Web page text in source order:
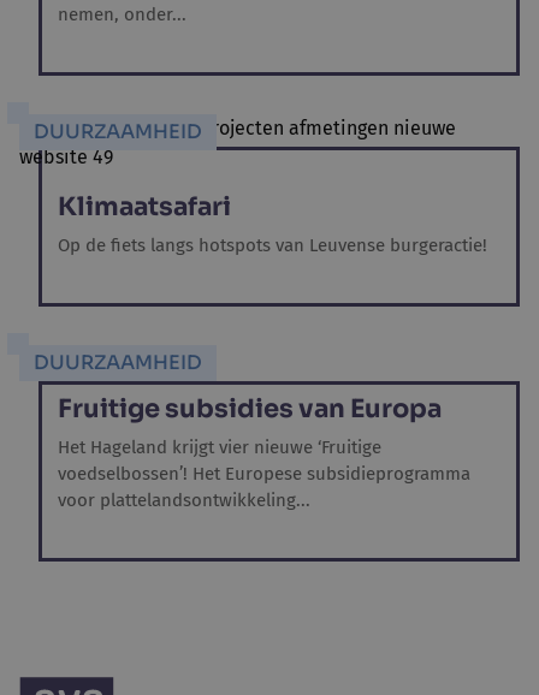
nemen, onder...
DUURZAAMHEID
Klimaatsafari
Op de fiets langs hotspots van Leuvense burgeractie!
DUURZAAMHEID
Fruitige subsidies van Europa
Het Hageland krijgt vier nieuwe ‘Fruitige
voedselbossen’! Het Europese subsidieprogramma
voor plattelandsontwikkeling...